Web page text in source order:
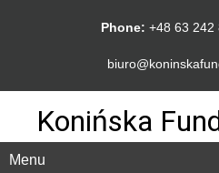
Phone: +48 63
Konińska
Menu